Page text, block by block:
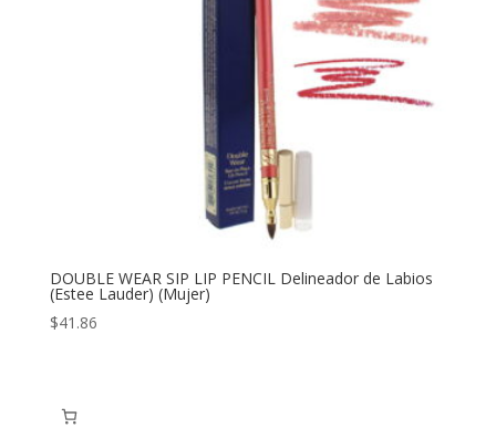
DOUBLE WEAR SIP LIP PENCIL Delineador de Labios
(Estee Lauder) (Mujer)
$41.86